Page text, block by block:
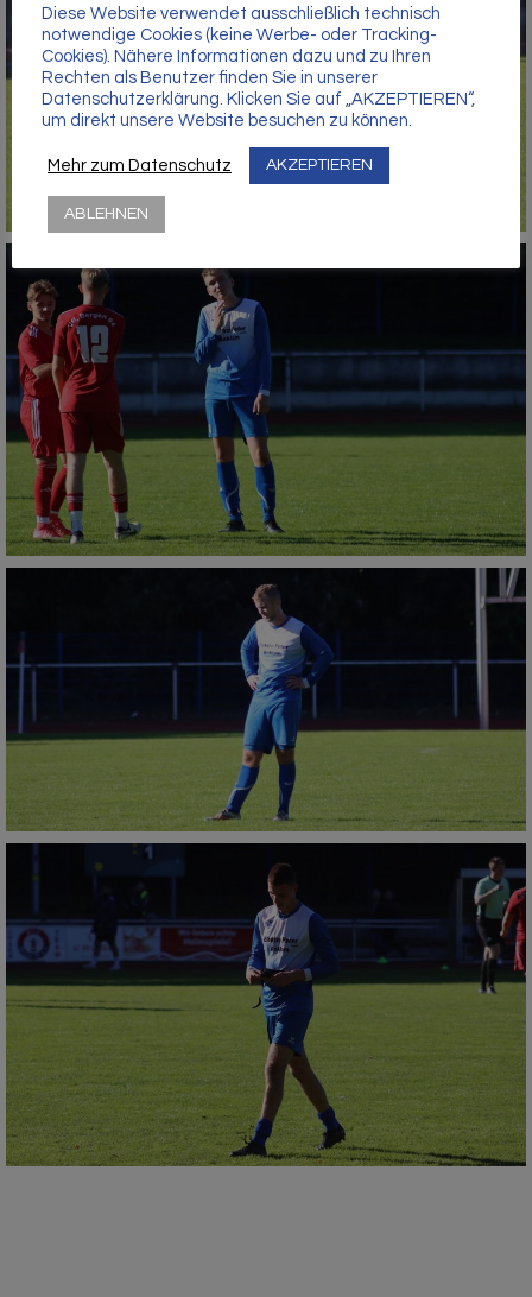
Diese Website verwendet ausschließlich technisch
notwendige Cookies (keine Werbe- oder Tracking-
Cookies). Nähere Informationen dazu und zu Ihren
Rechten als Benutzer finden Sie in unserer
Datenschutzerklärung. Klicken Sie auf „AKZEPTIEREN“,
um direkt unsere Website besuchen zu können.
Mehr zum Datenschutz AKZEPTIEREN
ABLEHNEN